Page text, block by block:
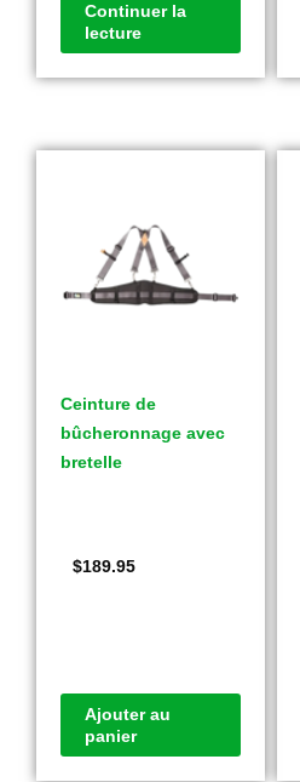
Continuer la
lecture
Ceinture de
bûcheronnage avec
bretelle
$189.95
Ajouter au
panier